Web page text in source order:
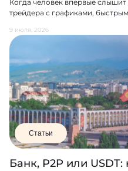
Когда человек впервые слышит
трейдера с графиками,
9 июля, 2026
Статьи
Банк, P2P или